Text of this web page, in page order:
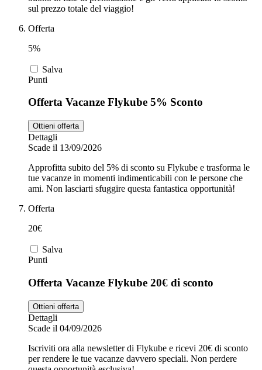
sul prezzo totale del viaggio!
Offerta
5%
Salva
Punti
Offerta Vacanze Flykube 5% Sconto
Ottieni offerta
Dettagli
Scade il 13/09/2026
Approfitta subito del 5% di sconto su Flykube e trasforma le
tue vacanze in momenti indimenticabili con le persone che
ami. Non lasciarti sfuggire questa fantastica opportunità!
Offerta
20€
Salva
Punti
Offerta Vacanze Flykube 20€ di sconto
Ottieni offerta
Dettagli
Scade il 04/09/2026
Iscriviti ora alla newsletter di Flykube e ricevi 20€ di sconto
per rendere le tue vacanze davvero speciali. Non perdere